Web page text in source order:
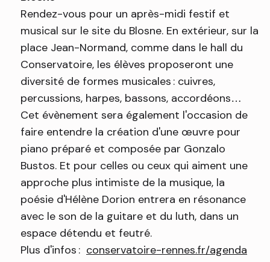
Rendez-vous pour un après-midi festif et
musical sur le site du Blosne. En extérieur, sur la
place Jean-Normand, comme dans le hall du
Conservatoire, les élèves proposeront une
diversité de formes musicales : cuivres,
percussions, harpes, bassons, accordéons…
Cet évènement sera également l'occasion de
faire entendre la création d'une œuvre pour
piano préparé et composée par Gonzalo
Bustos. Et pour celles ou ceux qui aiment une
approche plus intimiste de la musique, la
poésie d'Hélène Dorion entrera en résonance
avec le son de la guitare et du luth, dans un
espace détendu et feutré.
Plus d'infos : conservatoire-rennes.fr/agenda